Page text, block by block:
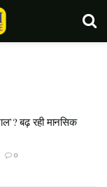
बढ़ रही मानसिक
0